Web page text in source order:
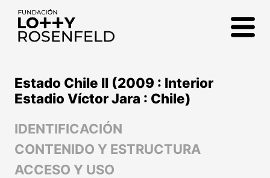
Estado Chile II (2009 : Interior
Estadio Víctor Jara : Chile)
IDENTIFICACIÓN
CONTENIDO Y ESTRUCTURA
ACCESO Y USO